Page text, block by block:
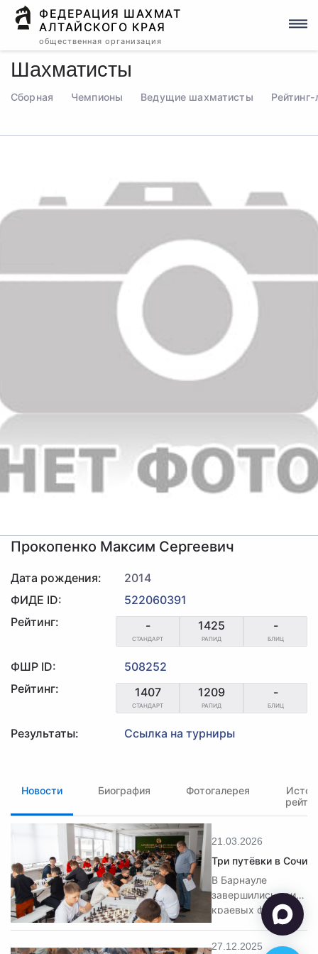
ФЕДЕРАЦИЯ ШАХМАТ
АЛТАЙСКОГО КРАЯ
общественная организация
Шахматисты
Сборная Чемпионы Ведущие шахматисты Рейтинг-
Прокопенко Максим Сергеевич
Дата рождения:
2014
ФИДЕ ID:
522060391
Рейтинг:
-
СТАНДАРТ
1425
РАПИД
-
БЛИЦ
ФШР ID:
508252
Рейтинг:
1407
СТАНДАРТ
1209
РАПИД
-
БЛИЦ
Результаты: Ссылка на турниры
Новости Биография Фотогалерея
21.03.2026
Три путёвки в Сочи
В Барнауле
завершились три
краевых финала
среди школьных
команд: «Белая
27.12.2025